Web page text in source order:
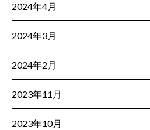
2024年4月
2024年3月
2024年2月
2023年11月
2023年10月